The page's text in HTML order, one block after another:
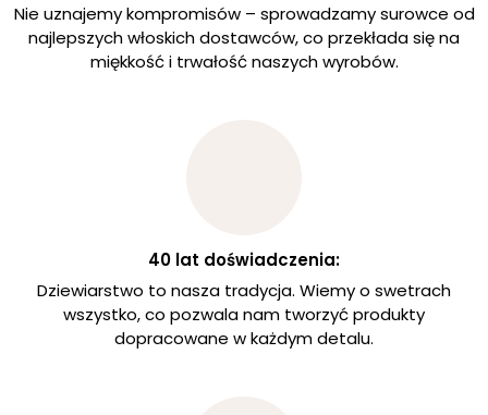
Nie uznajemy kompromisów – sprowadzamy surowce od
najlepszych włoskich dostawców, co przekłada się na
miękkość i trwałość naszych wyrobów.
40 lat doświadczenia:
Dziewiarstwo to nasza tradycja. Wiemy o swetrach
wszystko, co pozwala nam tworzyć produkty
dopracowane w każdym detalu.